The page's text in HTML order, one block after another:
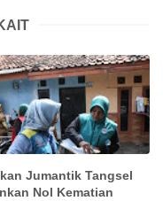
Jumantik Tangsel
Nol Kematian